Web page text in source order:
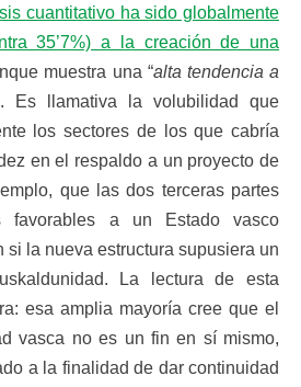
cuantitativo ha sido globalmente
35’7%) a la creación de una
muestra una “alta tendencia a
Es llamativa la volubilidad que
los sectores de los que cabría
en el respaldo a un proyecto de
que las dos terceras partes
favorables a un Estado vasco
si la nueva estructura supusiera un
La lectura de esta
esa amplia mayoría cree que el
vasca no es un fin en sí mismo,
a la finalidad de dar continuidad